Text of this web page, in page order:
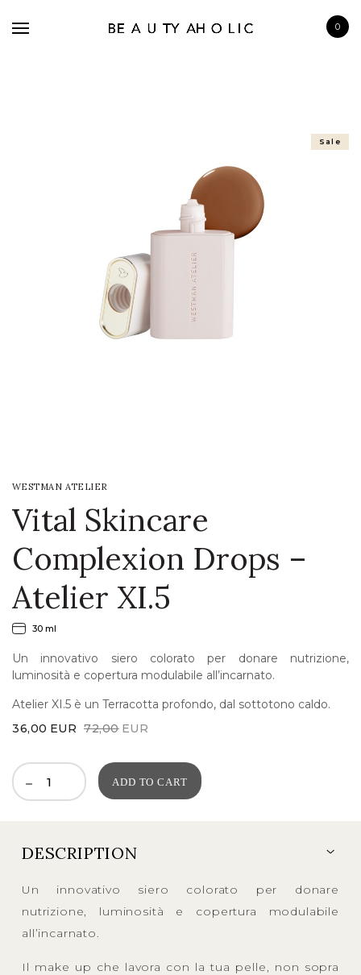
0
Sale
WESTMAN ATELIER
Vital Skincare
Complexion Drops –
Atelier XI.5
30 ml
Un innovativo siero colorato per donare nutrizione,
luminosità e copertura modulabile all’incarnato.
Atelier XI.5 è un Terracotta profondo, dal sottotono caldo.
72,00 EUR
Original
price
was:
36,00 EUR
Current
price
is:
ADD TO CART
DESCRIPTION
Un innovativo siero colorato per donare
nutrizione, luminosità e copertura modulabile
all’incarnato.
Il make up che lavora con la tua pelle, non sopra